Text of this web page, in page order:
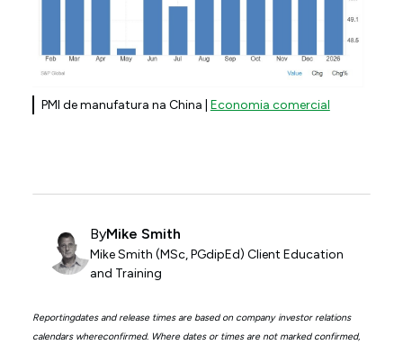
PMI de manufatura na China | Economia comercial
ByMike Smith
Mike Smith (MSc, PGdipEd) Client Education
and Training
Reportingdates and release times are based on company investor relations
calendars whereconfirmed. Where dates or times are not marked confirmed,